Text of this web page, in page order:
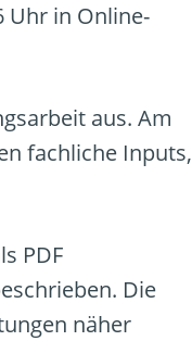
Uhr in Online-
aus. Am
fachliche Inputs,
PDF
Die
näher